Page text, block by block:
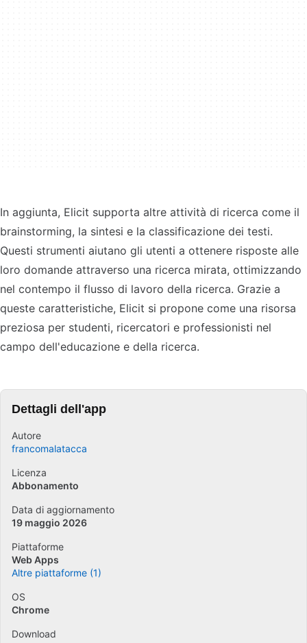
In aggiunta, Elicit supporta altre attività di ricerca come il
brainstorming, la sintesi e la classificazione dei testi.
Questi strumenti aiutano gli utenti a ottenere risposte alle
loro domande attraverso una ricerca mirata, ottimizzando
nel contempo il flusso di lavoro della ricerca. Grazie a
queste caratteristiche, Elicit si propone come una risorsa
preziosa per studenti, ricercatori e professionisti nel
campo dell'educazione e della ricerca.
Dettagli dell'app
Autore
francomalatacca
Licenza
Abbonamento
Data di aggiornamento
19 maggio 2026
Piattaforme
Web Apps
Altre piattaforme (1)
OS
Chrome
Download